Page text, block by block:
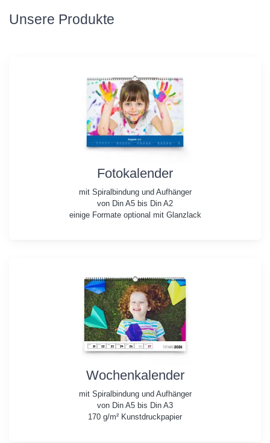
Unsere Produkte
Fotokalender
mit Spiralbindung und Aufhänger
von Din A5 bis Din A2
einige Formate optional mit Glanzlack
Wochenkalender
mit Spiralbindung und Aufhänger
von Din A5 bis Din A3
170 g/m² Kunstdruckpapier